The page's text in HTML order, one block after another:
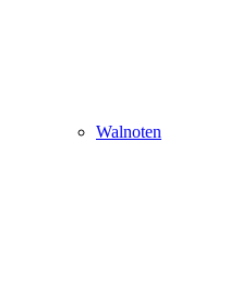
Walnoten